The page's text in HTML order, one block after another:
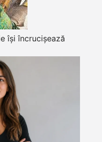
își încrucișează